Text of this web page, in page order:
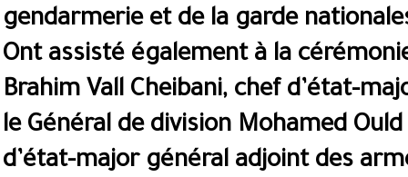
gendarmerie et de la garde
Ont assisté également à la
Brahim Vall Cheibani, chef d’état-
le Général de division Mohamed
d’état-major général adjoint des